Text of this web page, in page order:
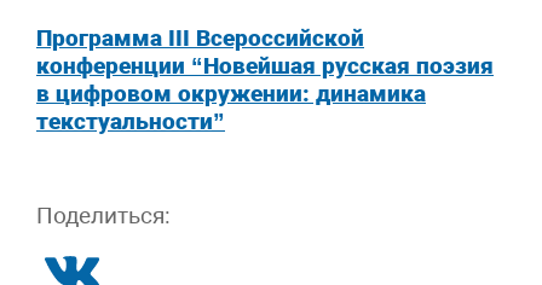
Программа III Всероссийской
конференции “Новейшая русская поэзия
в цифровом окружении: динамика
текстуальности”
Поделиться: